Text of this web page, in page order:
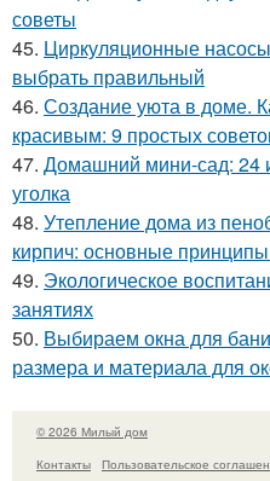
советы
45. Циркуляционные
выбрать правильный
46. Создание уюта в доме.
красивым: 9 простых
47. Домашний мини-сад: 24
уголка
48. Утепление дома из
кирпич: основные
49. Экологическое
занятиях
50. Выбираем окна для
размера и материала для
© 2026 Милый дом
Контакты
Пользовательское